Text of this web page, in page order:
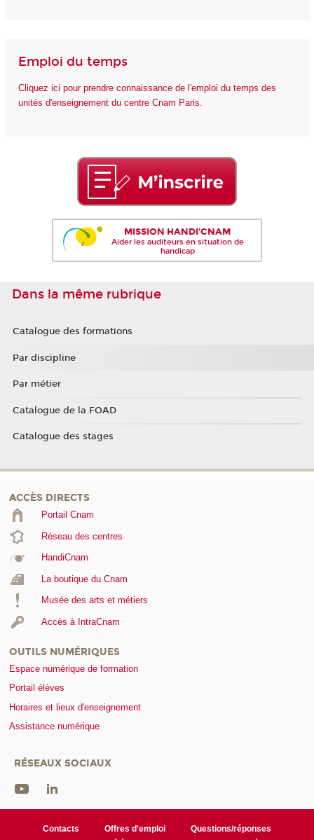
Emploi du temps
Cliquez ici pour prendre connaissance de l'emploi du temps des
unités d'enseignement du centre Cnam Paris.
MISSION HANDI'CNAM
Aider les auditeurs en situation de
handicap
Dans la même rubrique
Catalogue des formations
Par discipline
Par métier
Catalogue de la FOAD
Catalogue des stages
ACCÈS DIRECTS
Portail Cnam
Réseau des centres
HandiCnam
La boutique du Cnam
Musée des arts et métiers
Accès à IntraCnam
OUTILS NUMÉRIQUES
Espace numérique de formation
Portail élèves
Horaires et lieux d'enseignement
Assistance numérique
RÉSEAUX SOCIAUX
Contacts Offres d'emploi
Questions/réponses